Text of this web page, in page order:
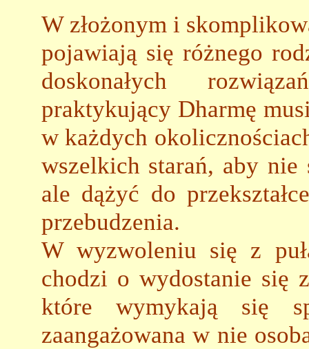
W złożonym i
pojawiają się różnego
doskonałych
praktykujący Dharmę
w każdych
wszelkich starań, aby nie
ale dążyć do
przebudzenia.
W wyzwoleniu się z
chodzi o wydostanie się
które wymykają się
zaangażowana w nie